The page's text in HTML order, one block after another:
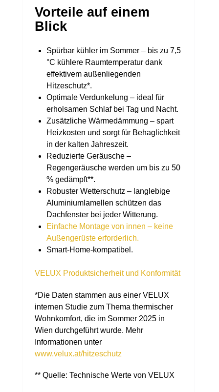
Vorteile auf einem
Blick
Spürbar kühler im Sommer – bis zu 7,5
°C kühlere Raumtemperatur dank
effektivem außenliegenden
Hitzeschutz*.
Optimale Verdunkelung – ideal für
erholsamen Schlaf bei Tag und Nacht.
Zusätzliche Wärmedämmung – spart
Heizkosten und sorgt für Behaglichkeit
in der kalten Jahreszeit.
Reduzierte Geräusche –
Regengeräusche werden um bis zu 50
% gedämpft**.
Robuster Wetterschutz – langlebige
Aluminiumlamellen schützen das
Dachfenster bei jeder Witterung.
Einfache Montage von innen – keine
Außengerüste erforderlich.
Smart-Home-kompatibel.
VELUX Produktsicherheit und Konformität
*Die Daten stammen aus einer VELUX
internen Studie zum Thema thermischer
Wohnkomfort, die im Sommer 2025 in
Wien durchgeführt wurde. Mehr
Informationen unter
www.velux.at/hitzeschutz
** Quelle: Technische Werte von VELUX